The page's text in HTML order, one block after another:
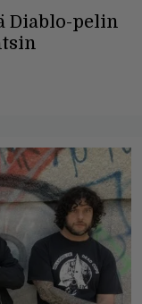
Diablo-pelin